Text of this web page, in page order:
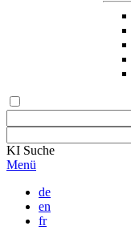
KI Suche
Menü
de
en
fr